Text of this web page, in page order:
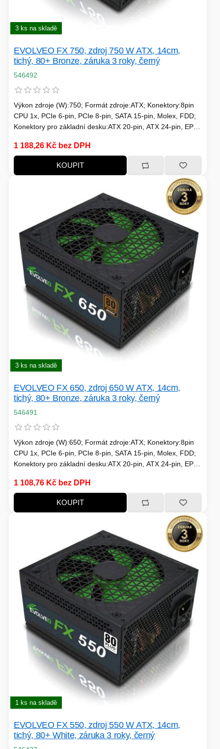
HERNÍ ROUTERY
HERNÍ ZDROJE
HERNÍ STOLY
CHLAZENÍ
CHYTRÁ ELEKTRONIKA
OSTATNÍ - MOBIL
BATERIE
NABÍJECÍ STANICE
ZVONKY
KOLOBĚŽKY
LOKÁTORY
SVÍTILNY
ŽÁROVKY
EXTENDER-REPEATER
ANTÉNY
PŘÍSTUPOVÝ SYSTÉM
TLAKOVÉ HRNCE
FRITÉZY
RÁDIA - STANICE
INDUKCE - VAŘIČE
PÉČE O TĚLO
3 ks na skladě
EVOLVEO FX 750, zdroj 750 W ATX, 14cm,
tichý, 80+ Bronze, záruka 3 roky, černý
546492
Výkon zdroje (W):750; Formát zdroje:ATX; Konektory:8pin
CPU 1x, PCIe 6-pin, PCIe 8-pin, SATA 15-pin, Molex, FDD;
Konektory pro základní desku:ATX 20-pin, ATX 24-pin, EPS
podsvícení
1 188,26 Kč bez DPH
KOUPIT
3 ks na skladě
EVOLVEO FX 650, zdroj 650 W ATX, 14cm,
tichý, 80+ Bronze, záruka 3 roky, černý
546491
Výkon zdroje (W):650; Formát zdroje:ATX; Konektory:8pin
CPU 1x, PCIe 6-pin, PCIe 8-pin, SATA 15-pin, Molex, FDD;
Konektory pro základní desku:ATX 20-pin, ATX 24-pin, EPS
podsvícení
1 108,76 Kč bez DPH
KOUPIT
1 ks na skladě
EVOLVEO FX 550, zdroj 550 W ATX, 14cm,
tichý, 80+ White, záruka 3 roky, černý